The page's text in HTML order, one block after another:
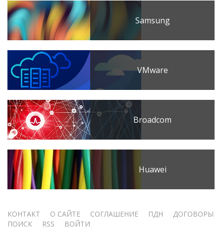
Samsung
VMware
Broadcom
Huawei
Меню
КОНТАКТ О САЙТЕ СОГЛАШЕНИЕ ПДН
ДОГОВОРЫ
ПОИСК
RSS ВОЙТИ